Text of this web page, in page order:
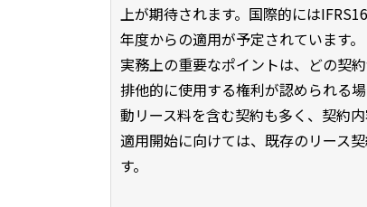
上が期待されます。国際的には
年度からの適用が予定されています。
実務上の重要なポイントは、どの契
排他的に使用する権利が認められる
動リース料を含む契約も多く、契約
適用開始に向けては、既存のリース
す。